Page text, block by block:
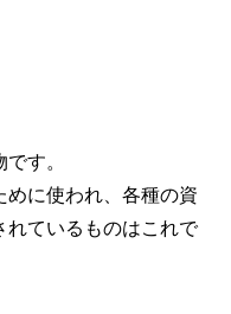
す。
に使われ、各種の資
れているものはこれで